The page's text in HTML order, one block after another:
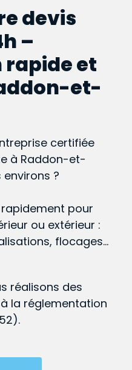
devis
–
et
et-
certifiée
à Raddon-et-
?
pour
ou extérieur :
flocages…
réalisons des
la réglementation